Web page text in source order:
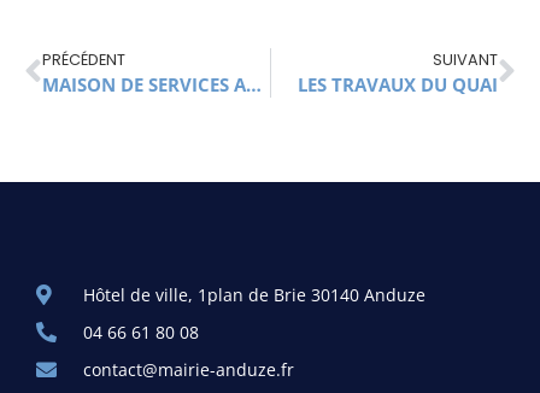
PRÉCÉDENT
MAISON DE SERVICES AU PUBLIC D’ANDUZE
SUIVANT
LES TRAVAUX DU QUAI
Hôtel de ville, 1plan de Brie 30140 Anduze
04 66 61 80 08
contact@mairie-anduze.fr